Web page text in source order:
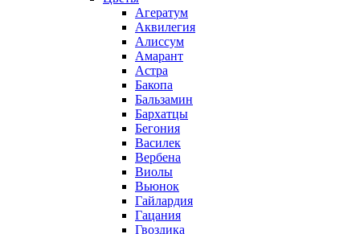
Агератум
Аквилегия
Алиссум
Амарант
Астра
Бакопа
Бальзамин
Бархатцы
Бегония
Василек
Вербена
Виолы
Вьюнок
Гайлардия
Гацания
Гвоздика